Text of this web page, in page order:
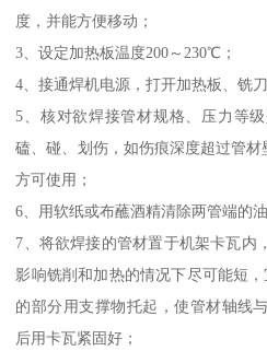
度，并能方便移动；
3、设定加热板温度200～230℃；
4、接通焊机电源，打开加热板、铣
5、核对欲焊接管材规格、压力等
磕、碰、划伤，如伤痕深度超过管
方可使用；
6、用软纸或布蘸酒精清除两管端的
7、将欲焊接的管材置于机架卡瓦内
影响铣削和加热的情况下尽可能短
的部分用支撑物托起，使管材轴线
后用卡瓦紧固好；